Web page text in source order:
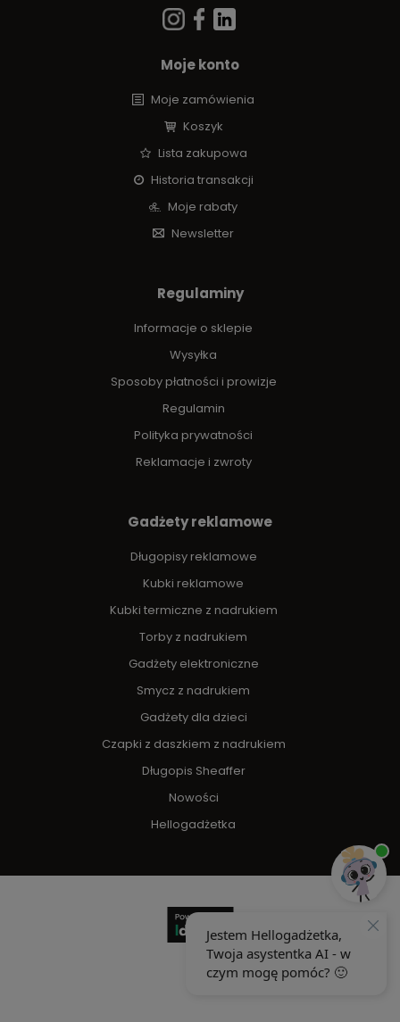
Moje konto
Moje zamówienia
Koszyk
Lista zakupowa
Historia transakcji
Moje rabaty
Newsletter
Regulaminy
Informacje o sklepie
Wysyłka
Sposoby płatności i prowizje
Regulamin
Polityka prywatności
Reklamacje i zwroty
Gadżety reklamowe
Długopisy reklamowe
Kubki reklamowe
Kubki termiczne z nadrukiem
Torby z nadrukiem
Gadżety elektroniczne
Smycz z nadrukiem
Gadżety dla dzieci
Czapki z daszkiem z nadrukiem
Długopis Sheaffer
Nowości
Hellogadżetka